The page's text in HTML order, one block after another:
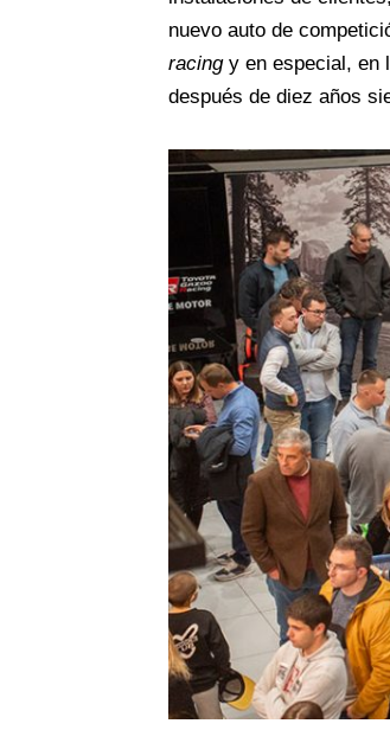
nuevo auto de
racingy en especial, en
después de diez años